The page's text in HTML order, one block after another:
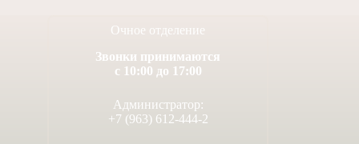
Очное отделение
Звонки принимаются
с 10:00 до 17:00
Администратор:
+7 (963) 612-444-2